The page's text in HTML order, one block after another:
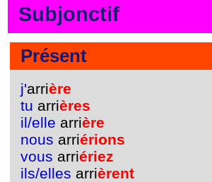
Subjonctif
Présent
j'arrière
tu arrières
il/elle arrière
nous arriérions
vous arriériez
ils/elles arrièrent